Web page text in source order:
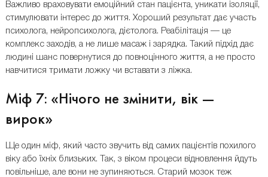
Важливо враховувати емоційний стан пацієнта, уникати ізоляції,
стимулювати інтерес до життя. Хороший результат дає участь
психолога, нейропсихолога, дієтолога. Реабілітація — це
комплекс заходів, а не лише масаж і зарядка. Такий підхід дає
людині шанс повернутися до повноцінного життя, а не просто
навчитися тримати ложку чи вставати з ліжка.
Міф 7: «Нічого не змінити, вік —
вирок»
Ще один міф, який часто звучить від самих пацієнтів похилого
віку або їхніх близьких. Так, з віком процеси відновлення йдуть
повільніше, але вони не зупиняються. Старий мозок теж